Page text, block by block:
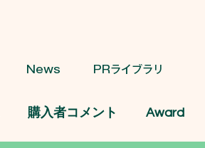
News PRライブラリ
購入者コメント Award